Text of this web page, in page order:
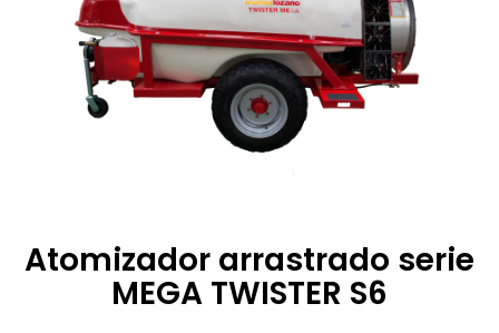
Atomizador arrastrado serie
MEGA TWISTER S6